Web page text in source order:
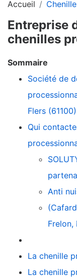
Accueil
Entreprise
chenilles
Sommaire
Société de
Flers (61100)
Qui
Anti
Frelon,
La chenille
La chenille